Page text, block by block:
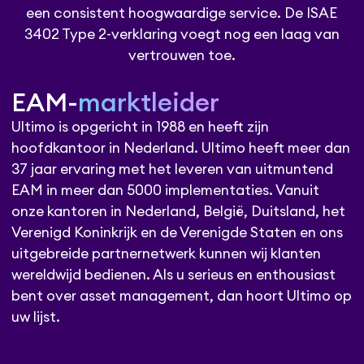
een consistent hoogwaardige service. De ISAE
3402 Type 2-verklaring voegt nog een laag van
vertrouwen toe.
EAM-marktleider
Ultimo is opgericht in 1988 en heeft zijn
hoofdkantoor in Nederland. Ultimo heeft meer dan
37 jaar ervaring met het leveren van uitmuntend
EAM in meer dan 5000 implementaties. Vanuit
onze kantoren in Nederland, België, Duitsland, het
Verenigd Koninkrijk en de Verenigde Staten en ons
uitgebreide partnernetwerk kunnen wij klanten
wereldwijd bedienen. Als u serieus en enthousiast
bent over asset management, dan hoort Ultimo op
uw lijst.